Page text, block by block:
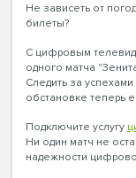
Не зависеть от
билеты?
С цифровым
одного матча
Следить за
обстановке теперь
Подключите услугу
Ни один матч не
надежности